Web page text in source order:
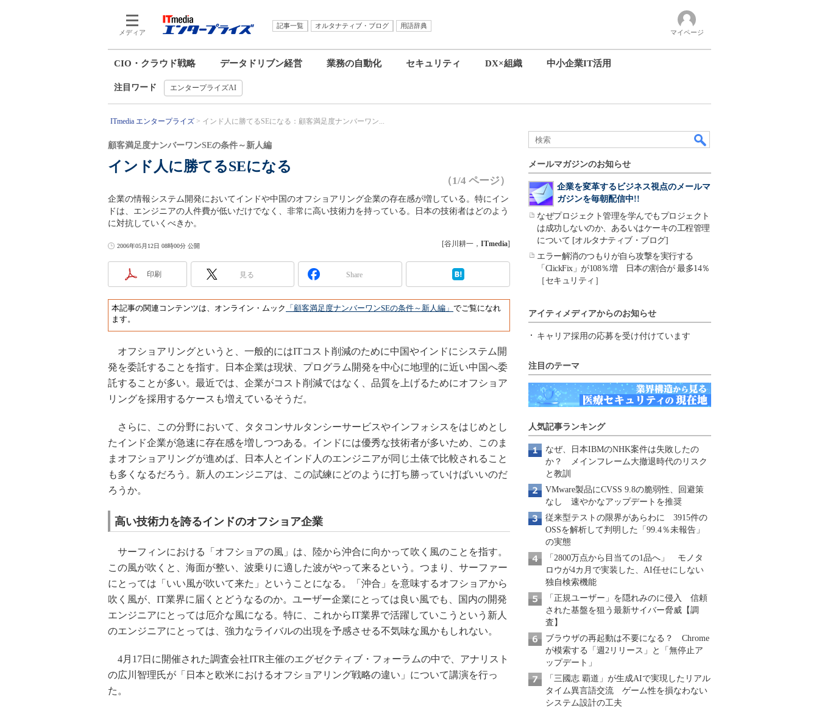
メディア
記事一覧 オルタナティブ・ブログ
用語辞典
マイページ
CIO・クラウド戦略 データドリブン経営 業務の自動化 セキュリティ DX×組織 中小企業IT活用
注目ワード エンタープライズAI
ITmedia エンタープライズ インド人に勝てるSEになる：顧客満足度ナンバーワン...
インド人に勝てるSEになる
顧客満足度ナンバーワンSEの条件～新人編
（1/4 ページ）
企業の情報システム開発においてインドや中国のオフショアリング企業の存在感が増している。特にイン
ドは、エンジニアの人件費が低いだけでなく、非常に高い技術力を持っている。日本の技術者はどのよう
に対抗していくべきか。
2006年05月12日 08時00分 公開 [谷川耕一， ITmedia]
印刷 見る Share
本記事の関連コンテンツは、オンライン・ムック 「顧客満足度ナンバーワンSEの条件～新人編」 でご覧になれ
ます。
オフショアリングというと、一般的にはITコスト削減のために中国やインドにシステム開
発を委託することを指す。日本企業は現状、プログラム開発を中心に地理的に近い中国へ委
託することが多い。最近では、企業がコスト削減ではなく、品質を上げるためにオフショア
リングを採用するケースも増えているそうだ。
さらに、この分野において、タタコンサルタンシーサービスやインフォシスをはじめとし
たインド企業が急速に存在感を増しつつある。インドには優秀な技術者が多いため、このま
まオフショアリングが進めば、日本人とインド人のエンジニアが同じ土俵で比較されること
も多くなるだろう。新人のエンジニアは、この試練にどのように打ち勝っていけばいいのだ
ろうか。
高い技術力を誇るインドのオフショア企業
サーフィンにおける「オフショアの風」は、陸から沖合に向かって吹く風のことを指す。
この風が吹くと、海面が整い、波乗りに適した波がやって来るという。つまり、サーファー
にとっては「いい風が吹いて来た」ということになる。「沖合」を意味するオフショアから
吹く風が、IT業界に届くとどうなるのか。ユーザー企業にとっては良い風でも、国内の開発
エンジニアにとっては厄介な風になる。特に、これからIT業界で活躍していこうという新人
のエンジニアにとっては、強力なライバルの出現を予感させる不気味な風かもしれない。
4月17日に開催された調査会社ITR主催のエグゼクティブ・フォーラムの中で、アナリスト
の広川智理氏が「日本と欧米におけるオフショアリング戦略の違い」について講演を行っ
た。
メールマガジンのお知らせ
企業を変革するビジネス視点のメールマ
ガジンを毎朝配信中!!
なぜプロジェクト管理を学んでもプロジェクト
は成功しないのか、あるいはケーキの工程管理
について [オルタナティブ・ブログ]
エラー解消のつもりが自ら攻撃を実行する
「ClickFix」が108％増 日本の割合が 最多14％
［セキュリティ］
アイティメディアからのお知らせ
キャリア採用の応募を受け付けています
注目のテーマ
人気記事ランキング
なぜ、日本IBMのNHK案件は失敗したの
か？ メインフレーム大撤退時代のリスク
と教訓
VMware製品にCVSS 9.8の脆弱性、回避策
なし 速やかなアップデートを推奨
従来型テストの限界があらわに 3915件の
OSSを解析して判明した「99.4％未報告」
の実態
「2800万点から目当ての1品へ」 モノタ
ロウが4カ月で実装した、AI任せにしない
独自検索機能
「正規ユーザー」を隠れみのに侵入 信頼
された基盤を狙う最新サイバー脅威【調
査】
ブラウザの再起動は不要になる？ Chrome
が模索する「週2リリース」と「無停止ア
ップデート」
「三國志 覇道」が生成AIで実現したリアル
タイム異言語交流 ゲーム性を損なわない
システム設計の工夫